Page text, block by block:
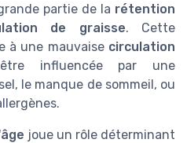
partie de la rétention
de graisse. Cette
à une mauvaise circulation
influencée par une
le manque de sommeil, ou
âge joue un rôle déterminant